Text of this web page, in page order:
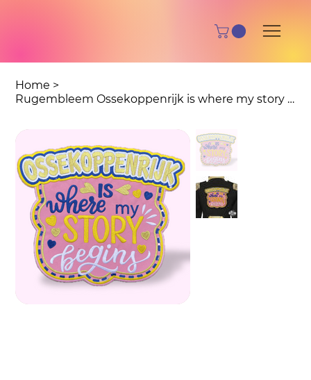
Home >
Rugembleem Ossekoppenrijk is where my story begins